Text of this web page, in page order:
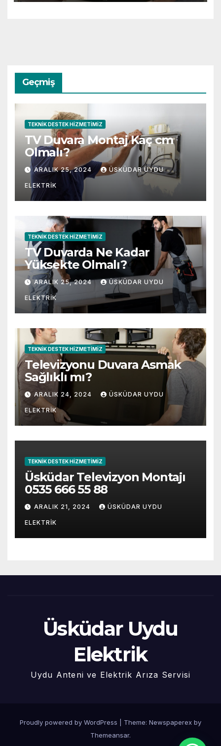
Geçmiş
TEKNIK DESTEK HIZMETIMIZ
TV Duvara Montaj Kaç cm
Olmalı?
ARALIK 25, 2024 ÜSKÜDAR UYDU
ELEKTRIK
TEKNIK DESTEK HIZMETIMIZ
TV Duvarda Ne Kadar
Yüksekte Olmalı?
ARALIK 25, 2024 ÜSKÜDAR UYDU
ELEKTRIK
TEKNIK DESTEK HIZMETIMIZ
Televizyonu Duvara Asmak
Sağlıklı mı?
ARALIK 24, 2024 ÜSKÜDAR UYDU
ELEKTRIK
TEKNIK DESTEK HIZMETIMIZ
Üsküdar Televizyon Montajı
0535 666 55 88
ARALIK 21, 2024 ÜSKÜDAR UYDU
ELEKTRIK
Üsküdar Uydu
Elektrik
Uydu Anteni ve Elektrik Arıza Servisi
Proudly powered by WordPress
Theme: Newspaperex by
Themeansar.